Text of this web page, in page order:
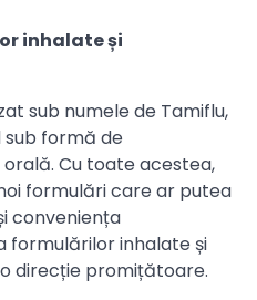
inhalate și
sub numele de Tamiflu,
sub formă de
Cu toate acestea,
formulări care ar putea
conveniența
formulărilor inhalate și
direcție promițătoare.